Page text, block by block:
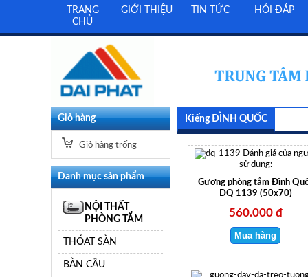
TRANG
CHỦ
GIỚI THIỆU TIN TỨC HỎI ĐÁP
Giỏ hàng
Giỏ hàng trống
Danh mục sản phẩm
NỘI THẤT
PHÒNG TẮM
THÓAT SÀN
BÀN CẦU
Kiếng ĐÌNH QUỐC
Đánh giá của
sử dụng:
Gương phòng tắm Đình
DQ 1139 (50x70)
560.000 đ